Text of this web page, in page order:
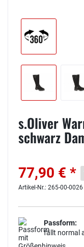
s.Oliver
schwarz
77,90 € *
Artikel-Nr.: 265-00-
Passform:
fällt normal